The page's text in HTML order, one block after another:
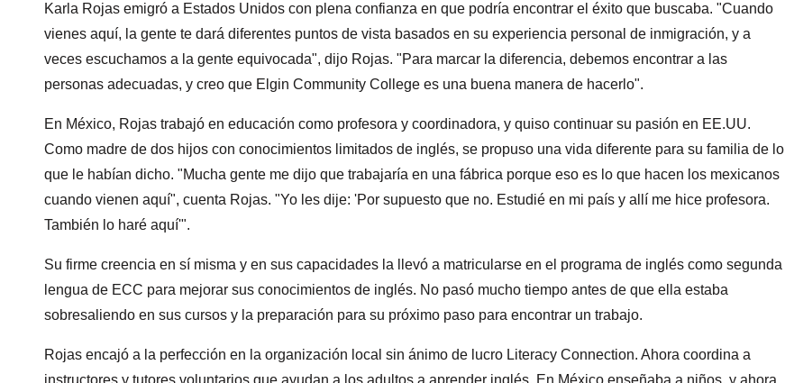
Karla Rojas emigró a Estados Unidos con plena confianza en que podría encontrar el éxito que buscaba. "Cuando
vienes aquí, la gente te dará diferentes puntos de vista basados en su experiencia personal de inmigración, y a
veces escuchamos a la gente equivocada", dijo Rojas. "Para marcar la diferencia, debemos encontrar a las
personas adecuadas, y creo que Elgin Community College es una buena manera de hacerlo".
En México, Rojas trabajó en educación como profesora y coordinadora, y quiso continuar su pasión en EE.UU.
Como madre de dos hijos con conocimientos limitados de inglés, se propuso una vida diferente para su familia de lo
que le habían dicho. "Mucha gente me dijo que trabajaría en una fábrica porque eso es lo que hacen los mexicanos
cuando vienen aquí", cuenta Rojas. "Yo les dije: 'Por supuesto que no. Estudié en mi país y allí me hice profesora.
También lo haré aquí'".
Su firme creencia en sí misma y en sus capacidades la llevó a matricularse en el programa de inglés como segunda
lengua de ECC para mejorar sus conocimientos de inglés. No pasó mucho tiempo antes de que ella estaba
sobresaliendo en sus cursos y la preparación para su próximo paso para encontrar un trabajo.
Rojas encajó a la perfección en la organización local sin ánimo de lucro Literacy Connection. Ahora coordina a
instructores y tutores voluntarios que ayudan a los adultos a aprender inglés. En México enseñaba a niños, y ahora